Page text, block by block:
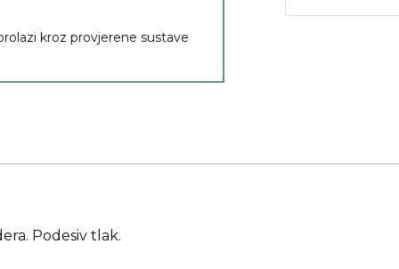
kroz provjerene sustave
Podesiv tlak.